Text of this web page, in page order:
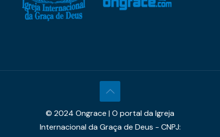
© 2024 Ongrace | O portal da Igreja
Internacional da Graça de Deus - CNPJ: